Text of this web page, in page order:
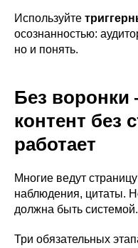
Используйте
осознанностью:
но и понять.
Без
контент без
работает
Многие ведут
наблюдения, цитаты.
должна быть системой.
Три обязательных